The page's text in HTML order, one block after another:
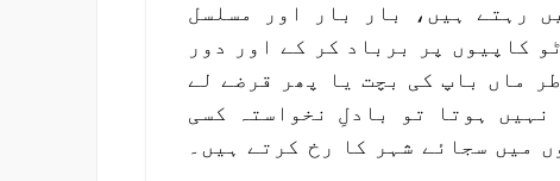
رہتے ہیں، بار بار اور مسلسل
کاپیوں پر برباد کر کے اور دور
ماں باپ کی بچت یا پھر قرضے لے
ہوتا تو بادلِ نخواستہ کسی
میں سجائے شہر کا رخ کرتے ہیں۔